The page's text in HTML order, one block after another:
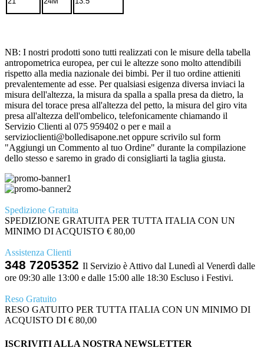
NB: I nostri prodotti sono tutti realizzati con le misure della tabella
antropometrica europea, per cui le altezze sono molto attendibili
rispetto alla media nazionale dei bimbi. Per il tuo ordine attieniti
prevalentemente ad esse. Per qualsiasi esigenza diversa inviaci la
misura dell'altezza, la misura da spalla a spalla presa da dietro, la
misura del torace presa all'altezza del petto, la misura del giro vita
presa all'altezza dell'ombelico, telefonicamente chiamando il
Servizio Clienti al 075 959402 o per e mail a
servizioclienti@bolledisapone.net oppure scrivilo sul form
"Aggiungi un Commento al tuo Ordine" durante la compilazione
dello stesso e saremo in grado di consigliarti la taglia giusta.
Spedizione Gratuita
SPEDIZIONE GRATUITA PER TUTTA ITALIA CON UN
MINIMO DI ACQUISTO € 80,00
Assistenza Clienti
348 7205352 Il Servizio è Attivo dal Lunedì al Venerdì dalle
ore 09:30 alle 13:00 e dalle 15:00 alle 18:30 Escluso i Festivi.
Reso Gratuito
RESO GATUITO PER TUTTA ITALIA CON UN MINIMO DI
ACQUISTO DI € 80,00
ISCRIVITI ALLA NOSTRA NEWSLETTER